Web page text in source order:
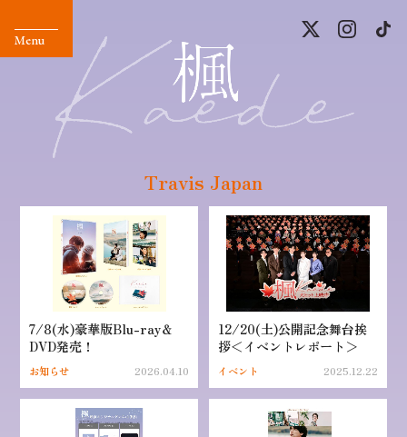
Travis Japan
7/8(水)豪華版Blu-ray＆
DVD発売！
お知らせ 2026.04.10
12/20(土)公開記念舞台挨
拶＜イベントレポート＞
イベント 2025.12.22